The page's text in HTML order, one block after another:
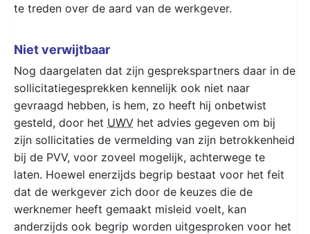
te treden over de aard van de werkgever.
Niet verwijtbaar
Nog daargelaten dat zijn gesprekspartners daar in de
sollicitatiegesprekken kennelijk ook niet naar
gevraagd hebben, is hem, zo heeft hij onbetwist
gesteld, door het UWV het advies gegeven om bij
zijn sollicitaties de vermelding van zijn betrokkenheid
bij de PVV, voor zoveel mogelijk, achterwege te
laten. Hoewel enerzijds begrip bestaat voor het feit
dat de werkgever zich door de keuzes die de
werknemer heeft gemaakt misleid voelt, kan
anderzijds ook begrip worden uitgesproken voor het